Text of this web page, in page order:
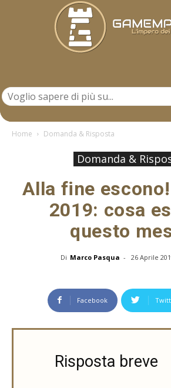
Home Domanda & Risposta
Domanda &
Alla fine
2019: cosa
questo
Di Marco Pasqua - 26 Aprile
Facebook
Risposta breve